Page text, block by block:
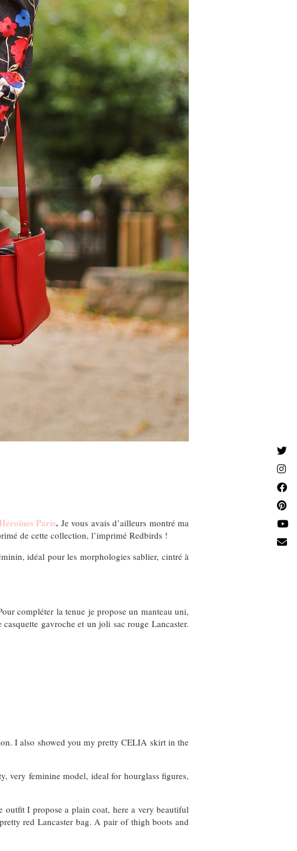
Héroïnes Paris. Je vous avais d’ailleurs montré ma
de cette collection, l’imprimé Redbirds !
idéal pour les morphologies sablier, cintré à
compléter la tenue je propose un manteau uni,
gavroche et un joli sac rouge Lancaster.
I also showed you my pretty CELIA skirt in the
very feminine model, ideal for hourglass figures,
outfit I propose a plain coat, here a very beautiful
red Lancaster bag. A pair of thigh boots and